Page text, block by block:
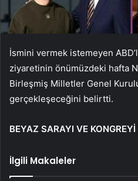
İsmini vermek istemeyen
ziyaretinin önümüzdeki hafta
Birleşmiş Milletler Genel
gerçekleşeceğini belirtti.
BEYAZ SARAYI VE
İlgili Makaleler